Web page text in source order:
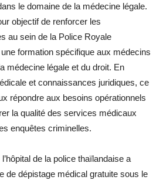
le domaine de la médecine légale.
objectif de renforcer les
au sein de la Police Royale
formation spécifique aux médecins
médecine légale et du droit. En
et connaissances juridiques, ce
répondre aux besoins opérationnels
la qualité des services médicaux
enquêtes criminelles.
de la police thaïlandaise a
de dépistage médical gratuite sous le